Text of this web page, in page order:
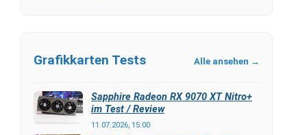
Grafikkarten Tests Alle ansehen →
Sapphire Radeon RX 9070 XT Nitro+
im Test / Review
11.07.2026, 15:00